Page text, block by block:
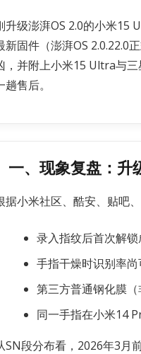
升级澎湃OS 2.0的小米15
新固件（澎湃OS 2.0.22.0
，并附上小米15 Ultra与
趟售后。
一、现象复盘：升
据小米社区、酷安、贴吧
录入指纹后首次解
手指干燥时识别率
第三方普通钢化膜
同一手指在小米14
SN段分布看，2026年3月